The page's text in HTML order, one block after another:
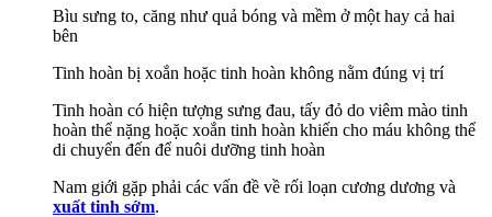
Bìu sưng to, căng như quả bóng và mềm ở một hay cả hai
bên
Tinh hoàn bị xoắn hoặc tinh hoàn không nằm đúng vị trí
Tinh hoàn có hiện tượng sưng đau, tấy đỏ do viêm mào tinh
hoàn thể nặng hoặc xoắn tinh hoàn khiến cho máu không thể
di chuyển đến để nuôi dưỡng tinh hoàn
Nam giới gặp phải các vấn đề về rối loạn cương dương và
xuất tinh sớm.